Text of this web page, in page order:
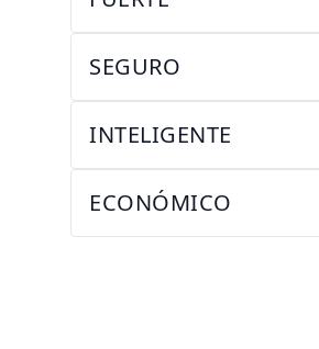
SEGURO
INTELIGENTE
ECONÓMICO